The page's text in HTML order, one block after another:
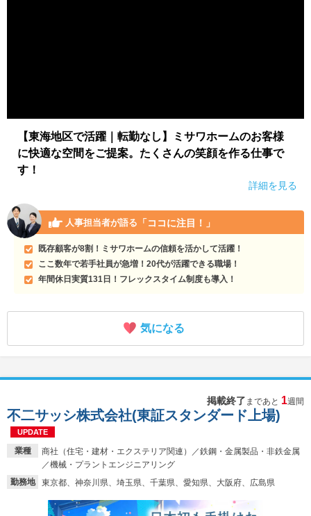
【東海地区で活躍｜転勤なし】ミサワホームのお客様
に快適な空間をご提案。たくさんの笑顔を作る仕事で
す！
詳細を見る
人事担当者が語る 「ココに注目！」
既存顧客が8割！ミサワホームの信頼を活かして活躍！
ここ数年で若手社員が急増！20代が活躍できる職場！
年間休日実質131日！フレックスタイム制度も導入！
気になる
掲載終了 まであと 1週間
業種
商社（住宅・建材・エクステリア関連）／鉄鋼・金属製品・非鉄金属
／機械・プラントエンジニアリング
勤務地
東京都、神奈川県、埼玉県、千葉県、愛知県、大阪府、広島県
不二サッシ株式会社(東証スタンダード上場)
UPDATE